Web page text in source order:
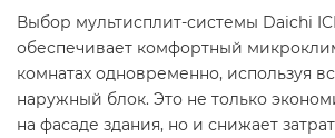
Выбор мультисплит-системы Daichi
обеспечивает комфортный
комнатах одновременно, используя
наружный блок. Это не только
на фасаде здания, но и снижает